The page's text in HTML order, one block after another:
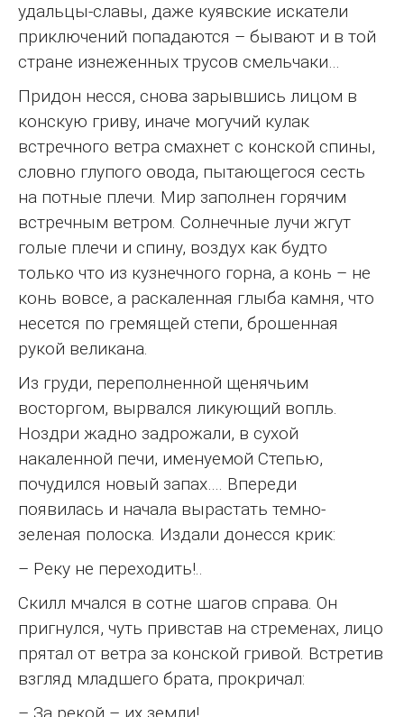
удальцы-славы, даже куявские искатели
приключений попадаются – бывают и в той
стране изнеженных трусов смельчаки…
Придон несся, снова зарывшись лицом в
конскую гриву, иначе могучий кулак
встречного ветра смахнет с конской спины,
словно глупого овода, пытающегося сесть
на потные плечи. Мир заполнен горячим
встречным ветром. Солнечные лучи жгут
голые плечи и спину, воздух как будто
только что из кузнечного горна, а конь – не
конь вовсе, а раскаленная глыба камня, что
несется по гремящей степи, брошенная
рукой великана.
Из груди, переполненной щенячьим
восторгом, вырвался ликующий вопль.
Ноздри жадно задрожали, в сухой
накаленной печи, именуемой Степью,
почудился новый запах…. Впереди
появилась и начала вырастать темно-
зеленая полоска. Издали донесся крик:
– Реку не переходить!..
Скилл мчался в сотне шагов справа. Он
пригнулся, чуть привстав на стременах, лицо
прятал от ветра за конской гривой. Встретив
взгляд младшего брата, прокричал: